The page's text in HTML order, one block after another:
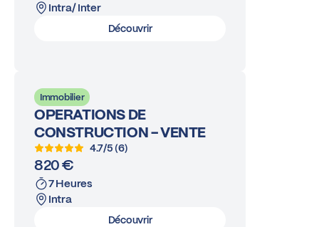
Intra/ Inter
Découvrir
Immobilier
OPERATIONS DE
CONSTRUCTION - VENTE
4.7/5 (6)
820 €
7 Heures
Intra
Découvrir